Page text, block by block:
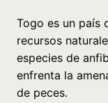
Togo es un país
recursos
especies de
enfrenta la
de peces.